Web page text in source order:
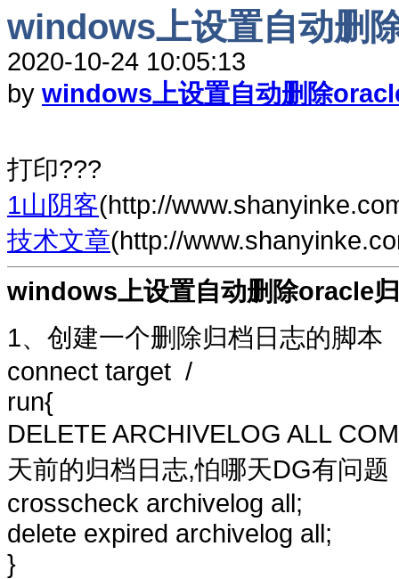
windows上设置自动删
2020-10-24 10:05:13
by windows上设置自动删除
打印???
1山阴客(http://
技术文章(http://
windows上设置自动删除oracle
1、创建一个删除归档日志的脚本
connect target /
run{
DELETE ARCHIVELOG ALL
天前的归档日志,怕哪天DG有问
crosscheck archivelog all;
delete expired archivelog all;
}